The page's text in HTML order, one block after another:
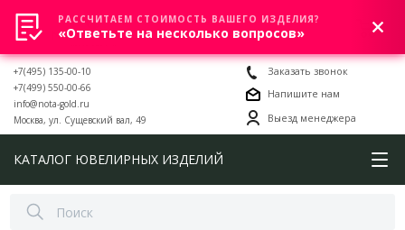
0
+7(495) 135-00-10
+7(499) 550-00-66
info@nota-gold.ru
Москва, ул. Сущевский вал, 49
Заказать звонок
Напишите нам
Выезд менеджера
КАТАЛОГ ЮВЕЛИРНЫХ ИЗДЕЛИЙ
РАССЧИТАЕМ СТОИМОСТЬ ВАШЕГО ИЗДЕЛИЯ?
«Ответьте на несколько вопросов»